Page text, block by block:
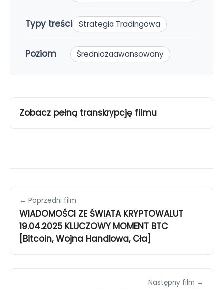
Typy treści Strategia Tradingowa
Poziom Średniozaawansowany
Zobacz pełną transkrypcję filmu
← Poprzedni film
WIADOMOŚCI ZE ŚWIATA KRYPTOWALUT
19.04.2025 KLUCZOWY MOMENT BTC
[Bitcoin, Wojna Handlowa, Cła]
Następny film →